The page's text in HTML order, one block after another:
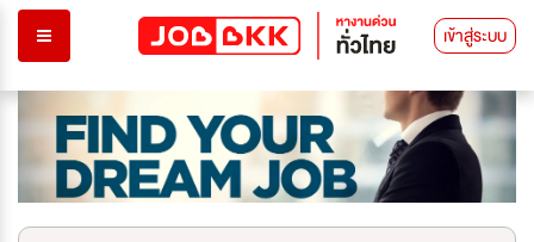
เข้าสู่ระบบ